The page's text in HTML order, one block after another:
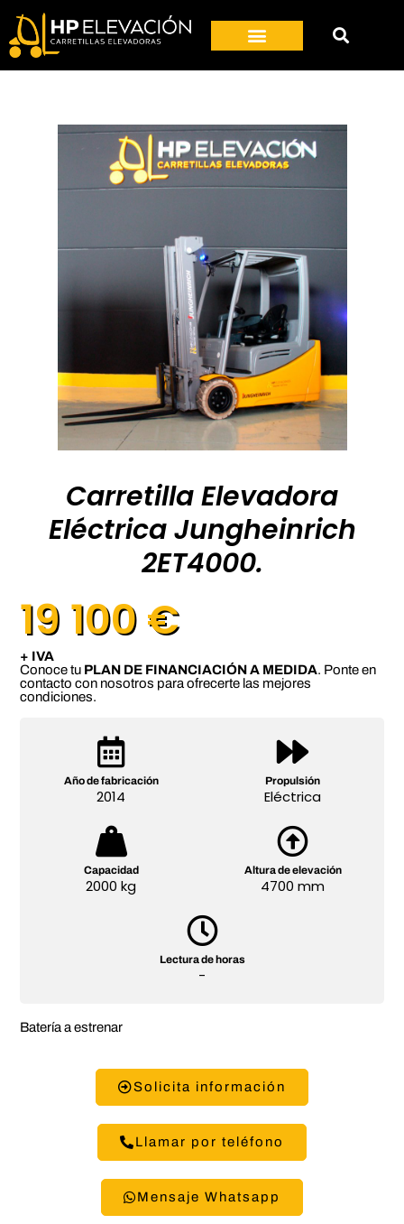
Carretilla Elevadora
Eléctrica Jungheinrich
2ET4000.
19 100 €
+ IVA
Conoce tu PLAN DE FINANCIACIÓN A MEDIDA. Ponte en
contacto con nosotros para ofrecerte las mejores
condiciones.
Año de fabricación
2014
Propulsión
Eléctrica
Capacidad
2000 kg
Altura de elevación
4700 mm
Lectura de horas
-
Batería a estrenar
Solicita información
Llamar por teléfono
Mensaje Whatsapp